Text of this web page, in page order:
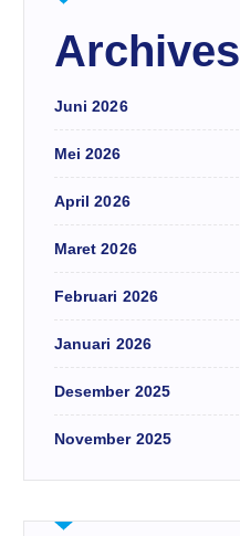
Archives
Juni 2026
Mei 2026
April 2026
Maret 2026
Februari 2026
Januari 2026
Desember 2025
November 2025